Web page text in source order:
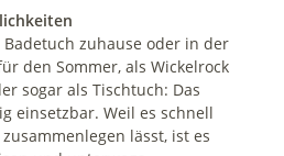
Badetuch zuhause oder in der
den Sommer, als Wickelrock
sogar als Tischtuch: Das
einsetzbar. Weil es schnell
lässt, ist es